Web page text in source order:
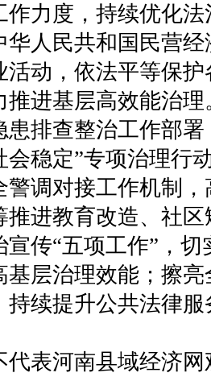
作力度，持续优化
华人民共和国民营
活动，依法平等保
推进基层高效能治
患排查整治工作部
会稳定”专项治理行
警调对接工作机制
推进教育改造、社
传“五项工作”，
基层治理效能；擦
持续提升公共法律
代表河南县域经济